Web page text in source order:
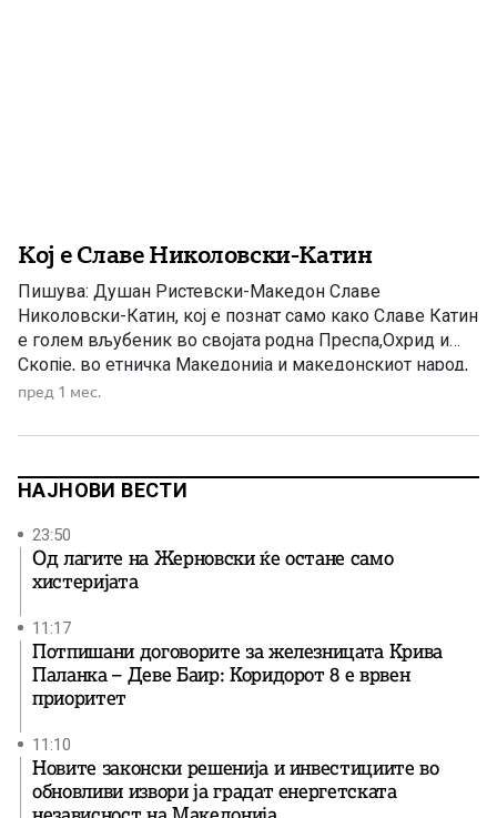
Кој е Славе Николовски-Катин
Пишува: Душан Ристевски-Македон Славе
Николовски-Катин, кој е познат само како Славе Катин
е голем вљубеник во својата родна Преспа,Охрид и
Скопје, во етничка Македонија и македонскиот народ,
како и во Македонската православна црква –
во светот. Тој и’ е познат на македонската и на
[…]
пред 1 мес.
НАЈНОВИ ВЕСТИ
23:50
Од лагите на Жерновски ќе остане само
хистеријата
11:17
Потпишани договорите за железницата Крива
Паланка – Деве Баир: Коридорот 8 е врвен
приоритет
11:10
Новите законски решенија и инвестициите во
обновливи извори ја градат енергетската